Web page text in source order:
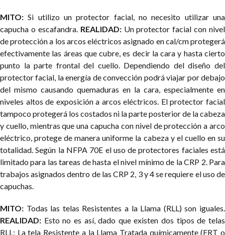
MITO: Si utilizo un protector facial, no necesito utilizar una
capucha o escafandra. REALIDAD:Un protector facial con nivel
de protección a los arcos eléctricos asignado en cal/cm protegerá
efectivamente las áreas que cubre, es decir la cara y hasta cierto
punto la parte frontal del cuello. Dependiendo del diseño del
protector facial, la energía de convección podrá viajar por debajo
del mismo causando quemaduras en la cara, especialmente en
niveles altos de exposición a arcos eléctricos. El protector facial
tampoco protegerá los costados ni la parte posterior de la cabeza
y cuello, mientras que una capucha con nivel de protección a arco
eléctrico, protege de manera uniforme la cabeza y el cuello en su
totalidad. Según la NFPA 70E el uso de protectores faciales está
limitado para las tareas de hasta el nivel mínimo de la CRP 2. Para
trabajos asignados dentro de las CRP 2, 3 y 4 se requiere el uso de
capuchas.
MITO: Todas las telas Resistentes a la Llama (RLL) son iguales.
REALIDAD: Esto no es así, dado que existen dos tipos de telas
RLL: La tela Resistente a la Llama Tratada químicamente (FRT o